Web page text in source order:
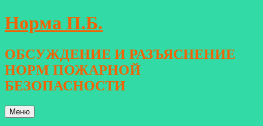
Перейти
к
Норма П.Б.
ОБСУЖДЕНИЕ И РАЗЪЯСНЕНИЕ
НОРМ ПОЖАРНОЙ
БЕЗОПАСНОСТИ
Меню